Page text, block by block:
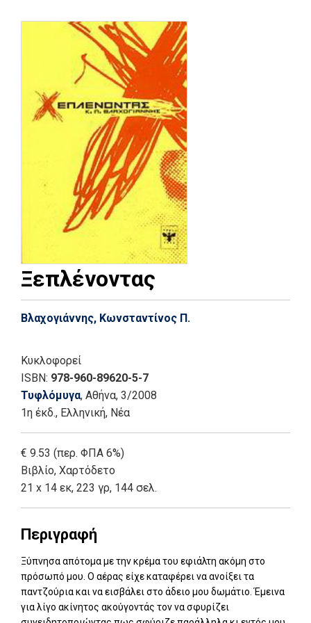
Ξεπλένοντας
Βλαχογιάννης, Κωνσταντίνος Π.
Κυκλοφορεί
ISBN: 978-960-89620-5-7
Τυφλόμυγα, Αθήνα, 3/2008
1η έκδ., Ελληνική, Νέα
€ 9.53 (περ. ΦΠΑ 6%)
Βιβλίο, Χαρτόδετο
21 x 14 εκ, 223 γρ, 144 σελ.
Περιγραφή
Ξύπνησα απότομα με την κρέμα του εφιάλτη ακόμη στο
πρόσωπό μου. Ο αέρας είχε καταφέρει να ανοίξει τα
παντζούρια και να εισβάλει στο άδειο μου δωμάτιο. Έμεινα
για λίγο ακίνητος ακούγοντάς τον να σφυρίζει